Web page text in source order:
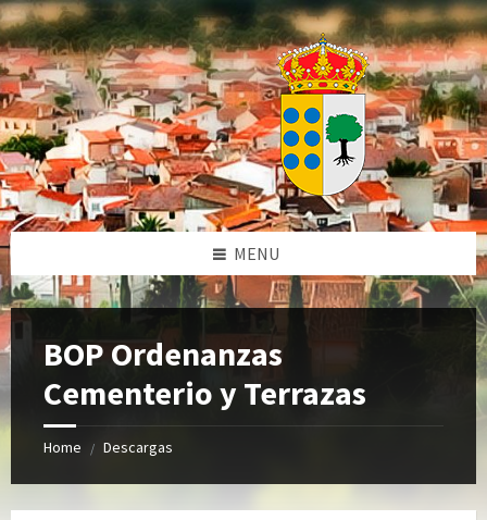
Skip
to
content
Skip
to
left
sidebar
Skip
to
right
sidebar
Skip
to
footer
MENU
BOP Ordenanzas
Cementerio y Terrazas
Home / Descargas